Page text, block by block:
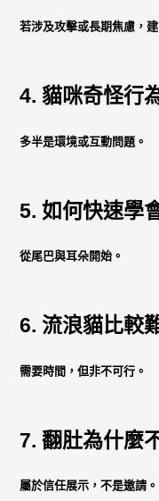
若涉及攻擊或長期焦慮，建
4. 貓咪奇怪行
多半是環境或互動問題。
5. 如何快速學
從尾巴與耳朵開始。
6. 流浪貓比較
需要時間，但非不可行。
7. 翻肚為什麼
屬於信任展示，不是邀請。